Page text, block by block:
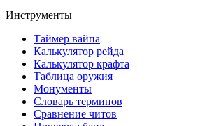
Инструменты
Таймер вайпа
Калькулятор рейда
Калькулятор крафта
Таблица оружия
Монументы
Словарь терминов
Сравнение читов